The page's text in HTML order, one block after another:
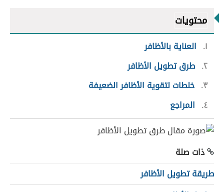
محتويات
١
العناية بالأظافر
٢ طرق تطويل الأظافر
٣ خلطات لتقوية الأظافر الضعيفة
٤
المراجع
ذات صلة
طريقة تطويل الأظافر